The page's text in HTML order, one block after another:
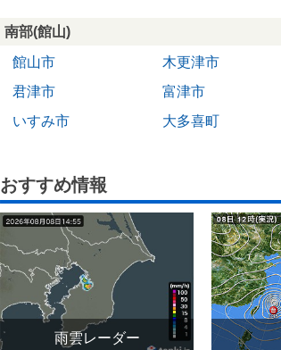
南部(館山)
館山市
木更津市
君津市
富津市
いすみ市
大多喜町
おすすめ情報
雨雲レーダー